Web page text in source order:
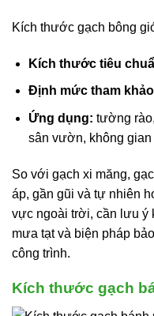
Kích thước gạch bông
Kích thước tiêu
Định mức tham
Ứng dụng: tường
sân vườn, không gian
So với gạch xi măng,
áp, gần gũi và tự nhiên
vực ngoài trời, cần lưu ý
mưa tạt và biện pháp
công trình.
Kích thước gạch